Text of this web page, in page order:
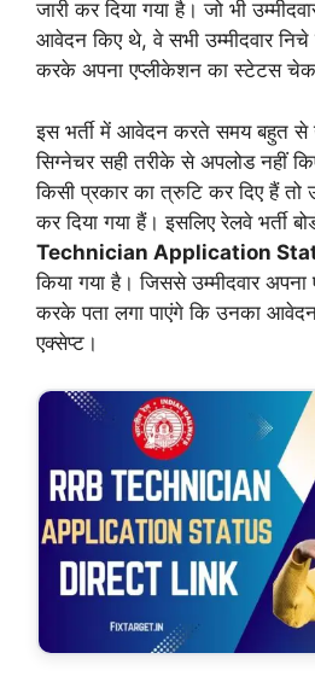
जारी कर दिया गया है। जो भी
आवेदन किए थे, वे सभी उम्मीदवार
करके अपना एप्लीकेशन का स्टेटस
इस भर्ती में आवेदन करते समय बहुत से
सिग्नेचर सही तरीके से अपलोड नहीं
किसी प्रकार का त्रुटि कर दिए हैं
कर दिया गया हैं। इसलिए रेलवे भर्ती
Technician Application
किया गया है। जिससे उम्मीदवार
करके पता लगा पाएंगे कि उनका
एक्सेप्ट।